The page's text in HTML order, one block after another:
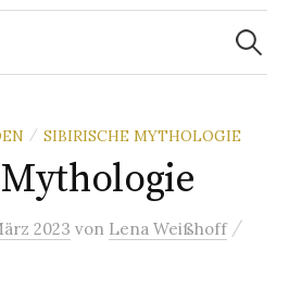
Suchen
nach:
/ SIBIRISCHE MYTHOLOGIE
2023 von Lena Weißhoff /